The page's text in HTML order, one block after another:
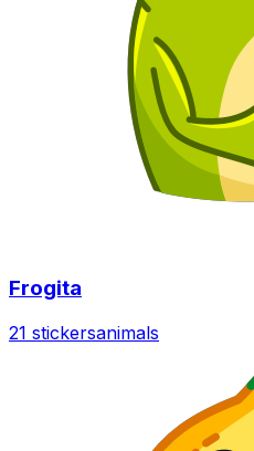
Frogita
21 stickersanimals